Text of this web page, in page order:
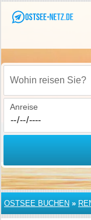
Wohin reisen Sie?
Anreise
OSTSEE BUCHEN »